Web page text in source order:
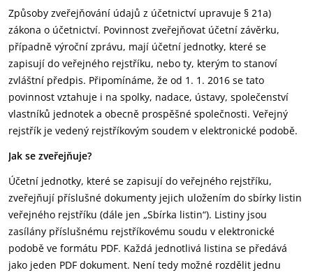
Způsoby zveřejňování údajů z účetnictví upravuje § 21a)
zákona o účetnictví. Povinnost zveřejňovat účetní závěrku,
případně výroční zprávu, mají účetní jednotky, které se
zapisují do veřejného rejstříku, nebo ty, kterým to stanoví
zvláštní předpis. Připomínáme, že od 1. 1. 2016 se tato
povinnost vztahuje i na spolky, nadace, ústavy, společenství
vlastníků jednotek a obecně prospěšné společnosti. Veřejný
rejstřík je vedený rejstříkovým soudem v elektronické podobě.
Jak se zveřejňuje?
Účetní jednotky, které se zapisují do veřejného rejstříku,
zveřejňují příslušné dokumenty jejich uložením do sbírky listin
veřejného rejstříku (dále jen „Sbírka listin“). Listiny jsou
zasílány příslušnému rejstříkovému soudu v elektronické
podobě ve formátu PDF. Každá jednotlivá listina se předává
jako jeden PDF dokument. Není tedy možné rozdělit jednu